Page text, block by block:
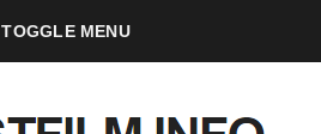
TOGGLE MENU